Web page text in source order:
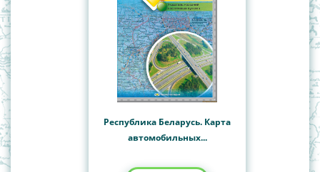
Республика Беларусь. Карта
автомобильных...